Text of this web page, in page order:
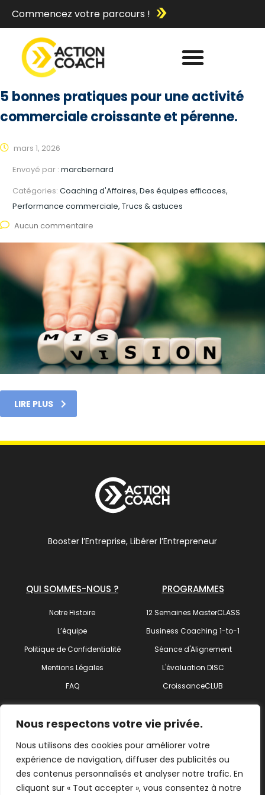
Nous respectons votre vie privée.
Nous utilisons des cookies pour améliorer votre
expérience de navigation, diffuser des publicités ou
des contenus personnalisés et analyser notre trafic. En
cliquant sur « Tout accepter », vous consentez à notre
Commencez votre parcours !
5 bonnes pratiques pour une activité
commerciale croissante et pérenne.
mars 1, 2026
Envoyé par : marcbernard
Catégories: Coaching d'Affaires, Des équipes efficaces,
Performance commerciale, Trucs & astuces
Aucun commentaire
LIRE PLUS
Booster l’Entreprise, Libérer l’Entrepreneur
QUI SOMMES-NOUS ?
Notre Histoire
L’équipe
Politique de Confidentialité
Mentions Légales
FAQ
PROGRAMMES
12 Semaines MasterCLASS
Business Coaching 1-to-1
Séance d'Alignement
L'évaluation DISC
CroissanceCLUB
Trouvez votre coach